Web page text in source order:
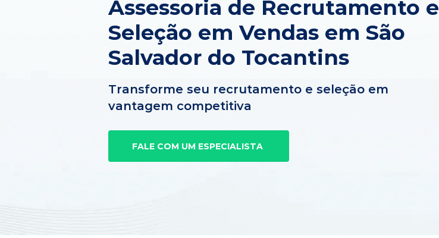
Assessoria de Recrutamento e
Seleção em Vendas em São
Salvador do Tocantins
Transforme seu recrutamento e seleção em
vantagem competitiva
FALE COM UM ESPECIALISTA